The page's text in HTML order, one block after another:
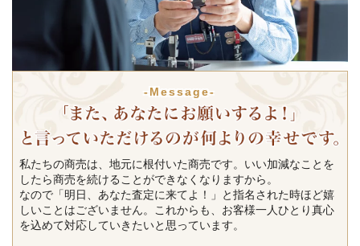
-Message-
私たちの商売は、地元に根付いた商売です。いい加減なことを
したら商売を続けることができなくなりますから。
なので「明日、あなた査定に来てよ！」と指名された時ほど嬉
しいことはございません。これからも、お客様一人ひとり真心
を込めて対応していきたいと思っています。